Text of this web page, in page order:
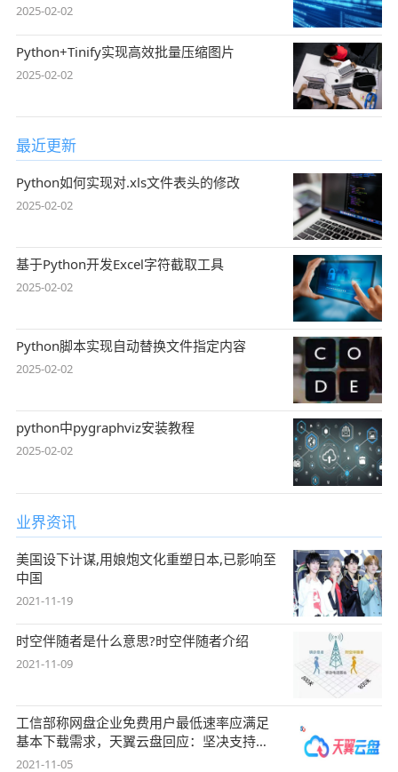
2025-02-02
Python+Tinify实现高效批量压缩图片
2025-02-02
最近更新
Python如何实现对.xls文件表头的修改
2025-02-02
基于Python开发Excel字符截取工具
2025-02-02
Python脚本实现自动替换文件指定内容
2025-02-02
python中pygraphviz安装教程
2025-02-02
业界资讯
美国设下计谋,用娘炮文化重塑日本,已影响至
中国
2021-11-19
时空伴随者是什么意思?时空伴随者介绍
2021-11-09
工信部称网盘企业免费用户最低速率应满足
基本下载需求，天翼云盘回应：坚决支持，
始终
2021-11-05